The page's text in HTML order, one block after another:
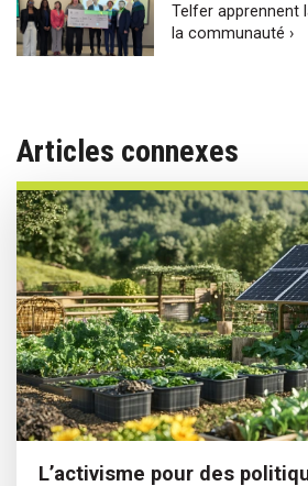
Telfer apprennent
la communauté ›
Articles connexes
L’activisme pour des